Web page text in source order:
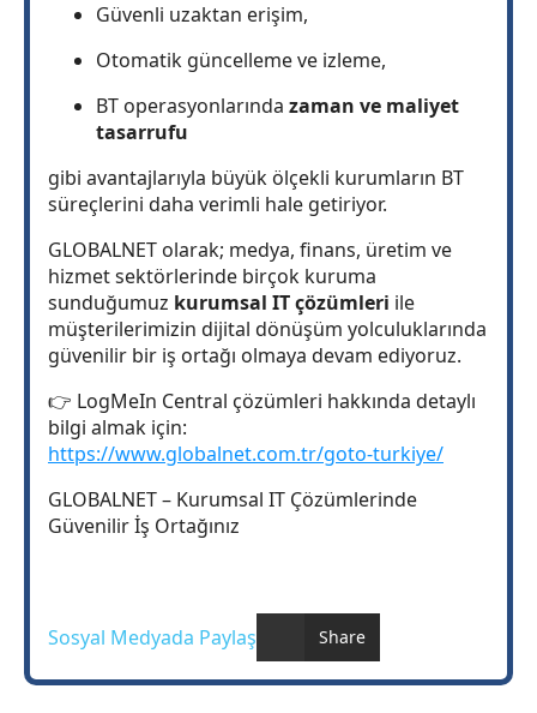
Güvenli uzaktan erişim,
Otomatik güncelleme ve izleme,
BT operasyonlarında zaman ve maliyet
tasarrufu
gibi avantajlarıyla büyük ölçekli kurumların BT
süreçlerini daha verimli hale getiriyor.
GLOBALNET olarak; medya, finans, üretim ve
hizmet sektörlerinde birçok kuruma
sunduğumuz kurumsal IT çözümleri ile
müşterilerimizin dijital dönüşüm yolculuklarında
güvenilir bir iş ortağı olmaya devam ediyoruz.
👉 LogMeIn Central çözümleri hakkında detaylı
bilgi almak için:
https://www.globalnet.com.tr/goto-turkiye/
GLOBALNET – Kurumsal IT Çözümlerinde
Güvenilir İş Ortağınız
Sosyal Medyada Paylaş Share